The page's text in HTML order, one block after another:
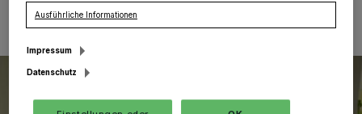
Ausführliche Informationen
Impressum
Datenschutz